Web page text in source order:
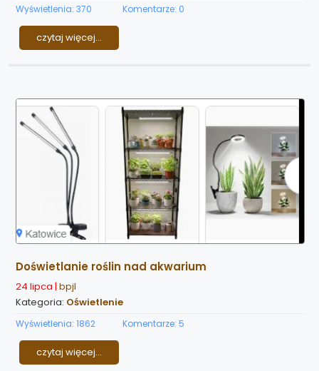
Wyświetlenia: 370 Komentarze: 0
czytaj więcej...
Doświetlanie roślin nad akwarium
24 lipca | bpjl
Kategoria: Oświetlenie
Wyświetlenia: 1862 Komentarze: 5
czytaj więcej...